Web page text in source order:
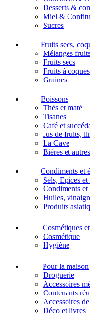
Desserts &
Miel &
Sucres
Fruits secs,
Mélanges
Fruits secs
Fruits à
Graines
Boissons
Thés et maté
Tisanes
Café et
Jus de fruits,
La Cave
Bières et
Condiments et
Sels, Epices
Condiments et
Huiles,
Produits
Cosmétiques
Cosmétique
Hygiène
Pour la maison
Droguerie
Accessoires
Contenants
Accessoires
Déco et livres